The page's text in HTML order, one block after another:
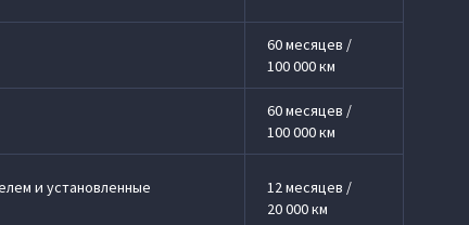
60 месяцев /
100 000 км
60 месяцев /
100 000 км
и установленные
12 месяцев /
20 000 км